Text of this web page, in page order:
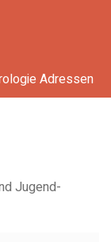
Adressen
Jugend-